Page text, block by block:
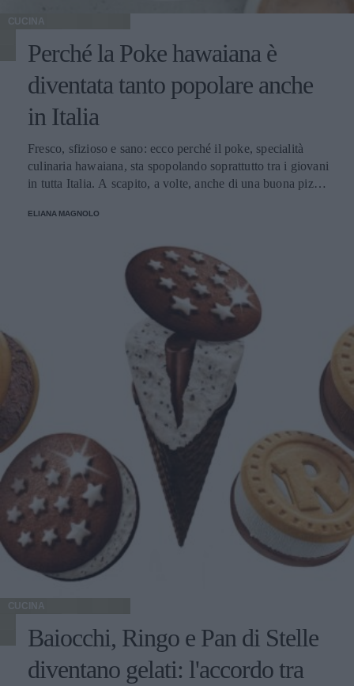
CUCINA
Perché la Poke hawaiana è
diventata tanto popolare anche
in Italia
Fresco, sfizioso e sano: ecco perché il poke, specialità
culinaria hawaiana, sta spopolando soprattutto tra i giovani
in tutta Italia. A scapito, a volte, anche di una buona pizza.
ELIANA MAGNOLO
CUCINA
Baiocchi, Ringo e Pan di Stelle
diventano gelati: l'accordo tra